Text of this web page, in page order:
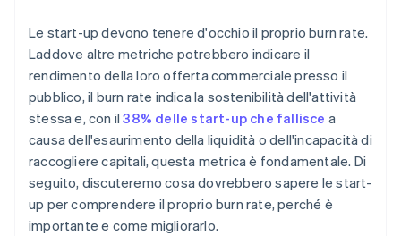
Le start-up devono tenere d'occhio il proprio burn rate.
Laddove altre metriche potrebbero indicare il
rendimento della loro offerta commerciale presso il
pubblico, il burn rate indica la sostenibilità dell'attività
stessa e, con il38% delle start-up che fallisce a
causa dell'esaurimento della liquidità o dell'incapacità di
raccogliere capitali, questa metrica è fondamentale. Di
seguito, discuteremo cosa dovrebbero sapere le start-
up per comprendere il proprio burn rate, perché è
importante e come migliorarlo.